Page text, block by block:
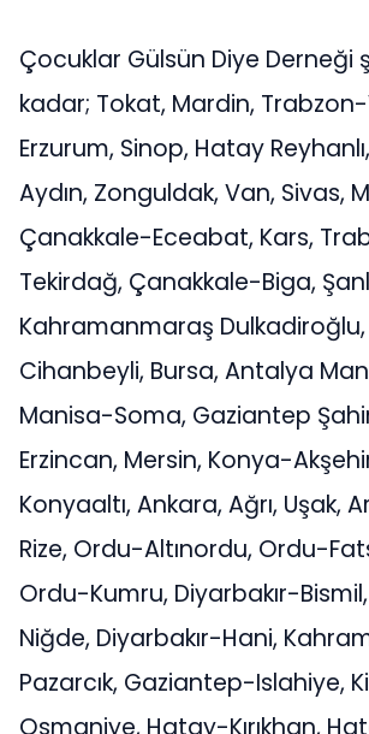
Çocuklar Gülsün Diye Derneği
kadar; Tokat, Mardin, Trabzon-
Erzurum, Sinop, Hatay
Aydın, Zonguldak, Van, Sivas,
Çanakkale-Eceabat, Kars,
Tekirdağ, Çanakkale-Biga,
Kahramanmaraş
Cihanbeyli, Bursa, Antalya
Manisa-Soma, Gaziantep
Erzincan, Mersin, Konya-
Konyaaltı, Ankara, Ağrı, Uşak,
Rize, Ordu-Altınordu, Ordu-
Ordu-Kumru, Diyarbakır-Bismil,
Niğde, Diyarbakır-Hani,
Pazarcık, Gaziantep-Islahiye,